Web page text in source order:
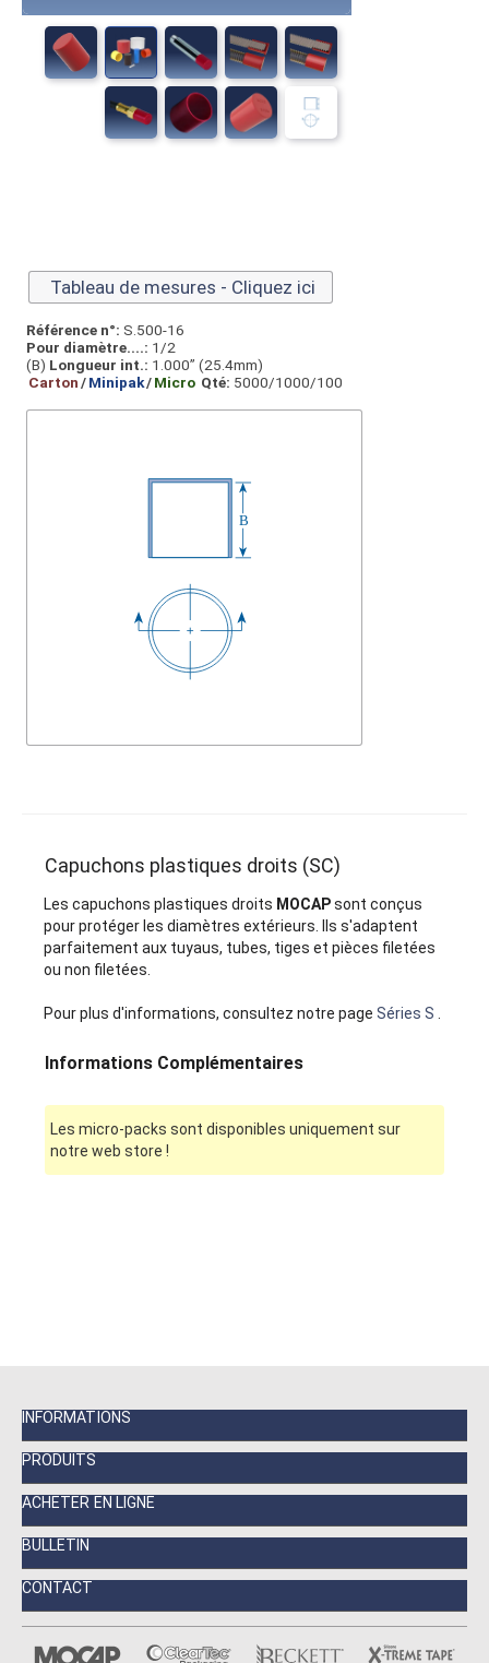
Tableau de mesures - Cliquez ici
Référence n°: S.500-16
Pour diamètre....: 1/2
(B) Longueur int.: 1.000” (25.4mm)
Carton/Minipak/Micro Qté: 5000/1000/100
Capuchons plastiques droits (SC)
Les capuchons plastiques droits MOCAPsont conçus
pour protéger les diamètres extérieurs. Ils s'adaptent
parfaitement aux tuyaus, tubes, tiges et pièces filetées
ou non filetées.
Pour plus d'informations, consultez notre pageSéries S
Informations Complémentaires
Les micro-packs sont disponibles uniquement sur
notre web store !
INFORMATIONS
PRODUITS
ACHETER EN LIGNE
BULLETIN
CONTACT